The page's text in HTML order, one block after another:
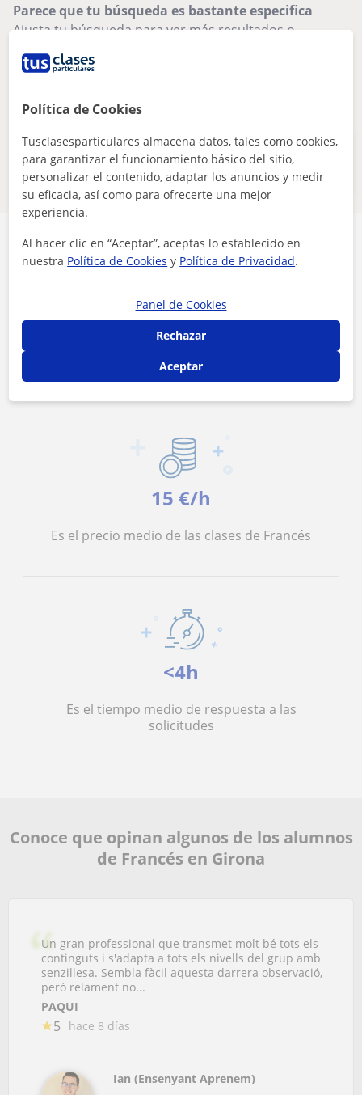
Parece que tu búsqueda es bastante especifica
Ajusta tu búsqueda para ver más resultados o
guárdala y te avisaremos cuando haya nuevos
profesores
Estos profesores de francés online
pueden interesarte
Seguridad
Contacta con los profesores mediante nuestra
mensajería
15 €/h
Es el precio medio de las clases de Francés
<4h
Es el tiempo medio de respuesta a las
solicitudes
Conoce que opinan algunos de los alumnos
de Francés en Girona
Un gran professional que transmet molt bé tots els
continguts i s'adapta a tots els nivells del grup amb
senzillesa. Sembla fàcil aquesta darrera observació,
però relament no...
PAQUI
5 hace 8 días
Ian (Ensenyant Aprenem)
Política de Cookies
Tusclasesparticulares almacena datos, tales como cookies,
para garantizar el funcionamiento básico del sitio,
personalizar el contenido, adaptar los anuncios y medir
su eficacia, así como para ofrecerte una mejor
experiencia.
Al hacer clic en “Aceptar”, aceptas lo establecido en
nuestra Política de Cookies y Política de Privacidad.
Panel de Cookies
Rechazar
Aceptar